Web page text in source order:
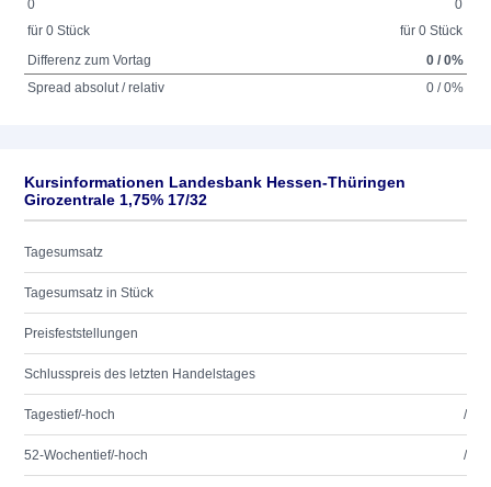
0
für 0 Stück
0
für 0 Stück
Differenz zum Vortag
0 / 0%
Spread absolut / relativ
0 / 0%
Kursinformationen Landesbank Hessen-Thüringen
Girozentrale 1,75% 17/32
Tagesumsatz
Tagesumsatz in Stück
Preisfeststellungen
Schlusspreis des letzten Handelstages
Tagestief/-hoch /
52-Wochentief/-hoch /